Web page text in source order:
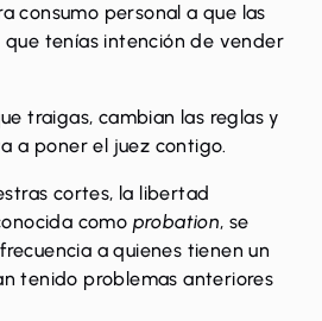
consumo personal a que las
tenías intención de vender
traigas, cambian las reglas y
a poner el juez contigo.
cortes, la libertad
como probation, se
a quienes tienen un
tenido problemas anteriores